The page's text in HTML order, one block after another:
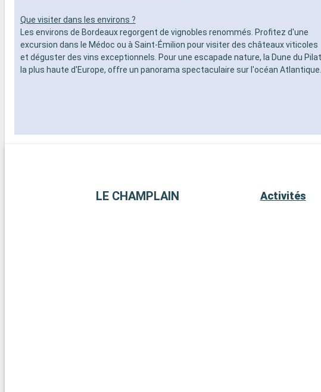
Que visiter dans les environs ?
Les environs de Bordeaux regorgent de vignobles renommés. Profitez d'une
excursion dans le Médoc ou à Saint-Émilion pour visiter des châteaux viticoles
et déguster des vins exceptionnels. Pour une escapade nature, la Dune du
la plus haute d'Europe, offre un panorama spectaculaire sur l'océan Atlantique.
LE CHAMPLAIN Activités